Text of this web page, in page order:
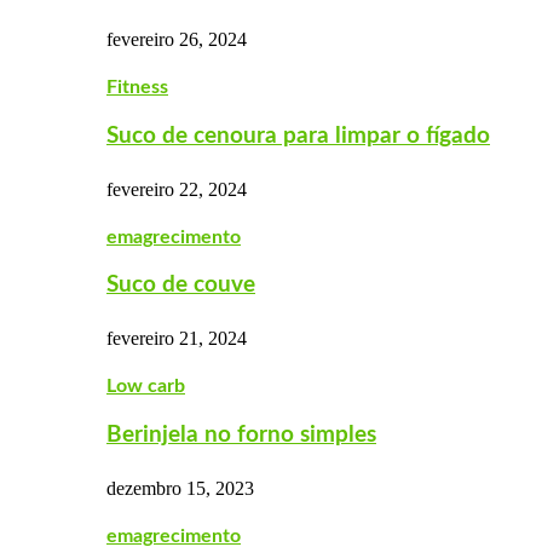
fevereiro 26, 2024
Fitness
Suco de cenoura para limpar o fígado
fevereiro 22, 2024
emagrecimento
Suco de couve
fevereiro 21, 2024
Low carb
Berinjela no forno simples
dezembro 15, 2023
emagrecimento